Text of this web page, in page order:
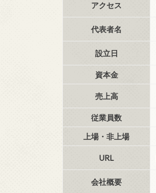
アクセス
代表者名
設立日
資本金
売上高
従業員数
上場・非上場
URL
会社概要